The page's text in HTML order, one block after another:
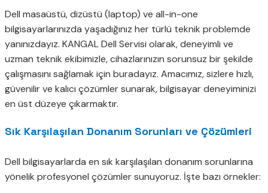
Dell masaüstü, dizüstü (laptop) ve all-in-one
bilgisayarlarınızda yaşadığınız her türlü teknik problemde
yanınızdayız. KANGAL Dell Servisi olarak, deneyimli ve
uzman teknik ekibimizle, cihazlarınızın sorunsuz bir şekilde
çalışmasını sağlamak için buradayız. Amacımız, sizlere hızlı,
güvenilir ve kalıcı çözümler sunarak, bilgisayar deneyiminizi
en üst düzeye çıkarmaktır.
Sık Karşılaşılan Donanım Sorunları ve Çözümleri
Dell bilgisayarlarda en sık karşılaşılan donanım sorunlarına
yönelik profesyonel çözümler sunuyoruz. İşte bazı örnekler: